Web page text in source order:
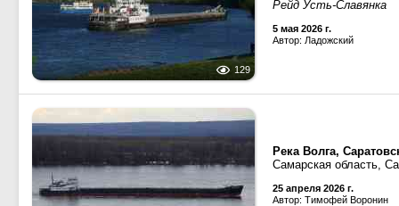
129
Рейд Усть-Славянка
5 мая 2026 г.
Автор: Ладожский
Река Волга,
Самарская область,
25 апреля 2026 г.
Автор: Тимофей Воронин